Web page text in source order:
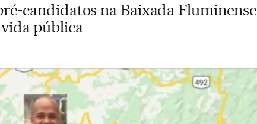
candidatos na Baixada Fluminense
pública